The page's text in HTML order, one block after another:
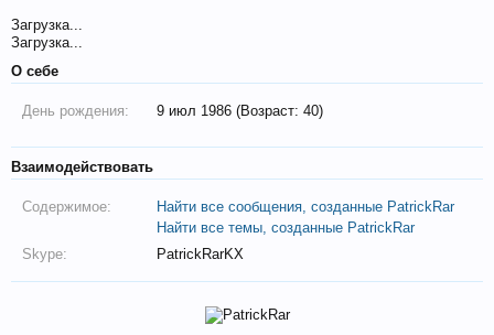
Загрузка...
Загрузка...
О себе
День рождения: 9 июл 1986 (Возраст: 40)
Взаимодействовать
Содержимое:
Найти все сообщения, созданные PatrickRar
Найти все темы, созданные PatrickRar
Skype:
PatrickRarKX